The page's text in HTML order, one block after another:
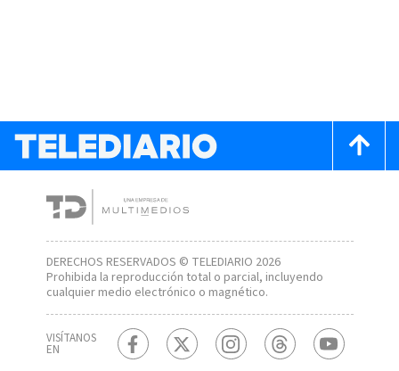
DERECHOS RESERVADOS © TELEDIARIO 2026
Prohibida la reproducción total o parcial, incluyendo
cualquier medio electrónico o magnético.
VISÍTANOS
EN